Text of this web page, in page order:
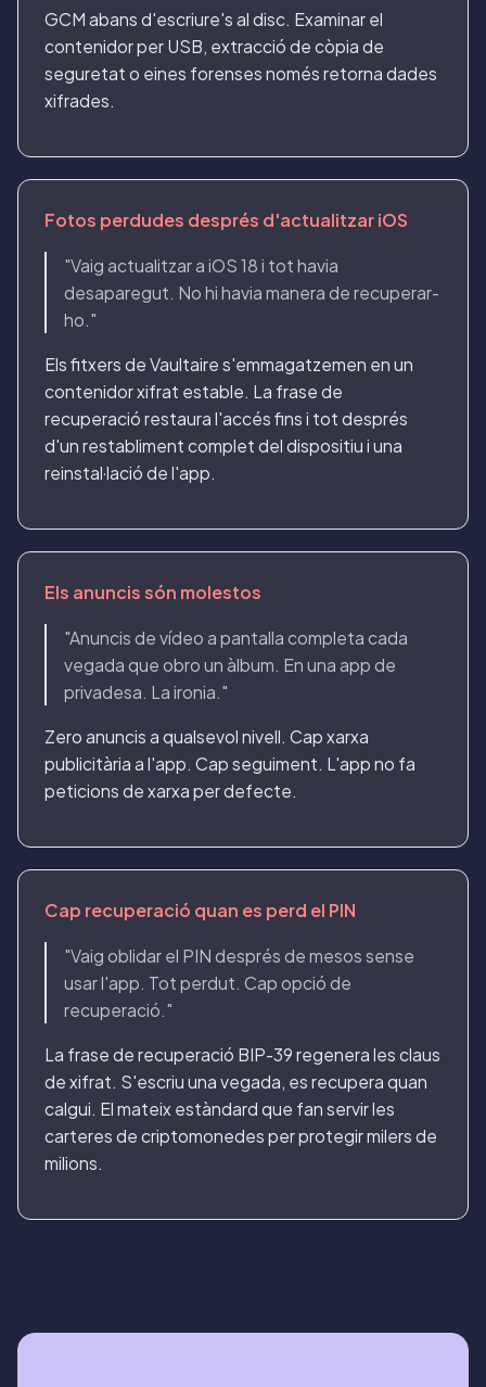
GCM abans d'escriure's al disc. Examinar el
contenidor per USB, extracció de còpia de
seguretat o eines forenses només retorna dades
xifrades.
Fotos perdudes després d'actualitzar iOS
"Vaig actualitzar a iOS 18 i tot havia
desaparegut. No hi havia manera de recuperar-
ho."
Els fitxers de Vaultaire s'emmagatzemen en un
contenidor xifrat estable. La frase de
recuperació restaura l'accés fins i tot després
d'un restabliment complet del dispositiu i una
reinstal·lació de l'app.
Els anuncis són molestos
"Anuncis de vídeo a pantalla completa cada
vegada que obro un àlbum. En una app de
privadesa. La ironia."
Zero anuncis a qualsevol nivell. Cap xarxa
publicitària a l'app. Cap seguiment. L'app no fa
peticions de xarxa per defecte.
Cap recuperació quan es perd el PIN
"Vaig oblidar el PIN després de mesos sense
usar l'app. Tot perdut. Cap opció de
recuperació."
La frase de recuperació BIP-39 regenera les claus
de xifrat. S'escriu una vegada, es recupera quan
calgui. El mateix estàndard que fan servir les
carteres de criptomonedes per protegir milers de
milions.